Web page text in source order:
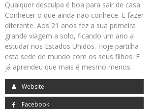
Qualquer desculpa é boa para sair de casa.
Conhecer o que ainda não conhece. E fazer
diferente. Aos 21 anos fez a sua primeira
grande viagem a solo, ficando um ano a
estudar nos Estados Unidos. Hoje partilha
esta sede de mundo com os seus filhos. E
já aprendeu que mais é mesmo menos.
Website
Facebook